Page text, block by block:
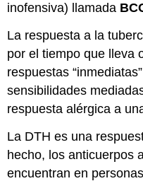
inofensiva) llamada
La respuesta a la
por el tiempo que lleva
respuestas
sensibilidades
respuesta alérgica a
La DTH es una
hecho, los anticuerpos
encuentran en